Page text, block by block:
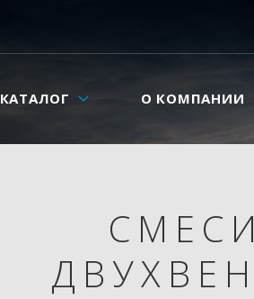
КАТАЛОГ О КОМПАНИИ